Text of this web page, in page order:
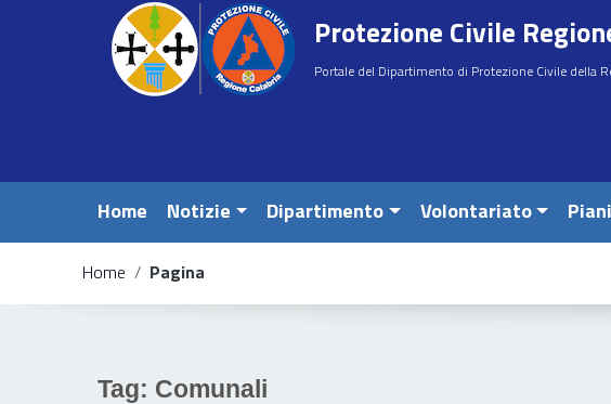
Vai ai contenuti
Vai al menu di navigazione
Vai al footer
Protezione Civile
Portale del Dipartimento di Protezione Civile della
Home Notizie Dipartimento Volontariato
Home / Pagina
Tag: Comunali